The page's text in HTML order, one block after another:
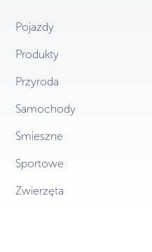
Pojazdy
Produkty
Przyroda
Samochody
Śmieszne
Sportowe
Zwierzęta